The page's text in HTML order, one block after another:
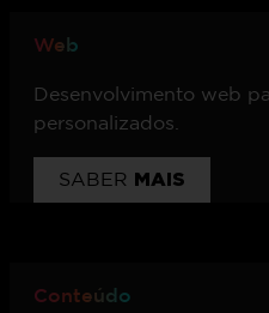
Web
Desenvolvimento web
personalizados.
SABER MAIS
Conteúdo